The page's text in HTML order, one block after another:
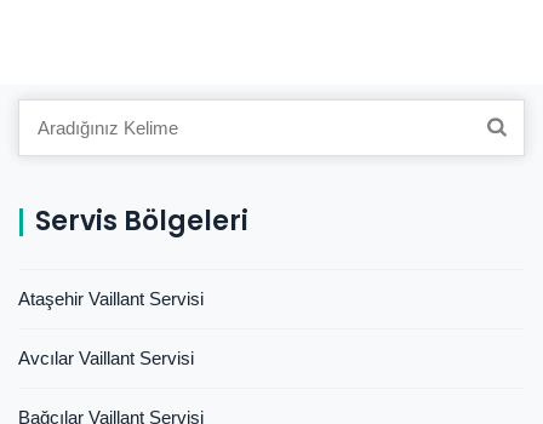
Servis Bölgeleri
Ataşehir Vaillant Servisi
Avcılar Vaillant Servisi
Bağcılar Vaillant Servisi